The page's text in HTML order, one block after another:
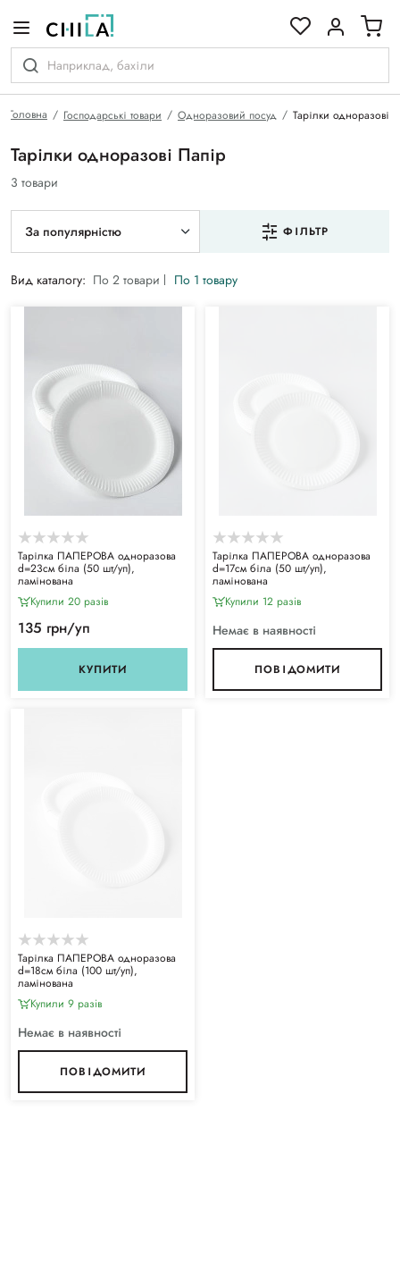
Головна Господарські товари Одноразовий посуд Тарілки одноразові
Тарілки одноразові Папір
3 товари
За популярністю ФІЛЬТР
Вид каталогу: По 2 товари По 1 товару
Тарілка ПАПЕРОВА одноразова
d=23см біла (50 шт/уп),
ламінована
Купили 20 разiв
135 грн/уп
КУПИТИ
Тарілка ПАПЕРОВА одноразова
d=17см біла (50 шт/уп),
ламінована
Купили 12 разiв
Немає в наявності
ПОВІДОМИТИ
Тарілка ПАПЕРОВА одноразова
d=18см біла (100 шт/уп),
ламінована
Купили 9 разiв
Немає в наявності
ПОВІДОМИТИ
гамі